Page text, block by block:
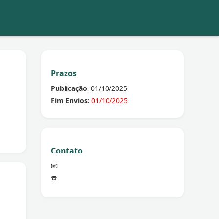
Prazos
Publicação: 01/10/2025
Fim Envios: 01/10/2025
Contato
📧
☎️